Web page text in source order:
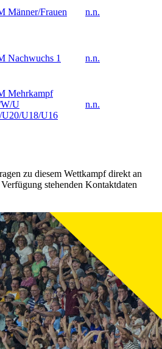
Männer/Frauen n.n.
Nachwuchs 1 n.n.
Mehrkampf
U
U20/U18/U16
n.n.
zu diesem Wettkampf direkt an
stehenden Kontaktdaten